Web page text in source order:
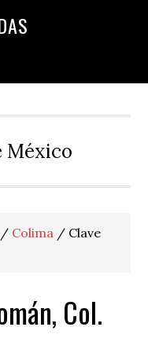
México
/ Colima / Clave
Col.